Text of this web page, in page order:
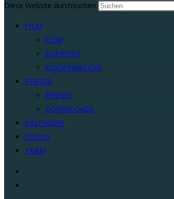
Diese Website durchsuchen
FILM
FILM
SUPPORT
KOOPERATION
PRESSE
PRESSE
DOWNLOADS
KALENDER
FOTOS
TEAM